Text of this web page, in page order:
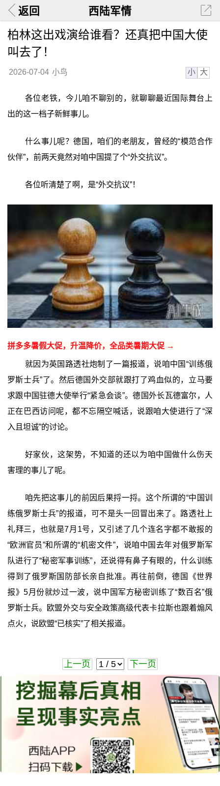
返回 西陆军情
柏林这出戏演给谁看？还真把中国大使
叫去了！
2026-07-04 小鸟 小 大
各位老铁，今儿咱不聊别的，就聊聊最近国际舞台上
出的这一档子新鲜事儿。
什么事儿呢？德国，咱们的老朋友，曾经的“模范合作
伙伴”，前两天竟然对咱中国提了个“外交抗议”。
各位听清楚了啊，是“外交抗议”！
拼多多暑假大促，升温降价，全品类暑期大促 →
就因为英国路透社炮制了一篇报道，说咱中国“训练俄
罗斯士兵”了。然后德国外交部就跟打了鸡血似的，立马要
求跟中国驻德大使举行“紧急会谈”。德国外长瓦德富尔，人
正在巴西访问呢，都不忘隔空喊话，说跟咱大使进行了“深
入且坦诚”的讨论。
好家伙，这架势，不知道的还以为咱中国做什么伤天
害理的事儿了呢。
咱先把这事儿的前因后果捋一捋。这个所谓的“中国训
练俄罗斯士兵”的报道，可不是头一回冒出来了。路透社上
礼拜三，也就是7月1号，又引述了几个连名字都不敢报的
“欧洲官员”和所谓的“机密文件”，说咱中国去年对俄罗斯军
队进行了“秘密军事训练”，还说得有鼻子有眼的，什么训练
得到了俄罗斯国防部长亲自批准。再往前倒，德国《世界
报》5月份就炒过一波，说中国军方秘密训练了“数百名”俄
罗斯士兵。欧盟外交与安全政策高级代表卡拉斯也跟着煽风
点火，说欧盟“已核实”了相关报道。
上一页 下一页